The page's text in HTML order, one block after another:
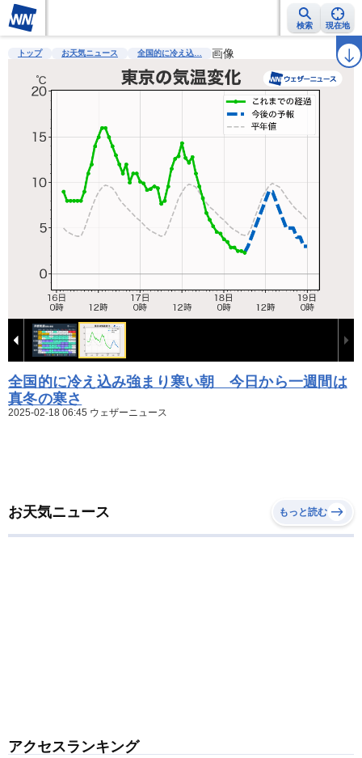
検索 現在地
雨雲レーダー 台風情報 地震情報 警報・注意報 ラ
トップ お天気ニュース 全国的に冷え込… 画像
全国的に冷え込み強まり寒い朝 今日から一週間は
真冬の寒さ
2025-02-18 06:45 ウェザーニュース
お天気ニュース もっと読む
アクセスランキング